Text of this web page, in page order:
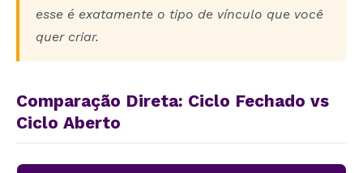
esse é exatamente o tipo de vínculo que você
quer criar.
Comparação Direta: Ciclo Fechado vs
Ciclo Aberto